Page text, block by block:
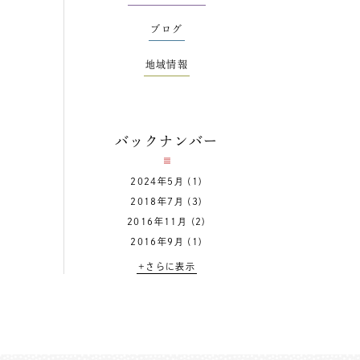
ブログ
地域情報
バックナンバー
2024年5月 (1)
2018年7月 (3)
2016年11月 (2)
2016年9月 (1)
+さらに表示